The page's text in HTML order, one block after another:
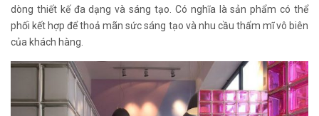
dòng thiết kế đa dạng và sáng tạo. Có nghĩa là sản phẩm có thể
phối kết hợp để thoả mãn sức sáng tạo và nhu cầu thẩm mĩ vô biên
của khách hàng.